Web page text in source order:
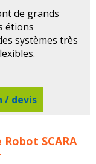
de grands
étions
systèmes très
/ devis
concerne les
Robot SCARA